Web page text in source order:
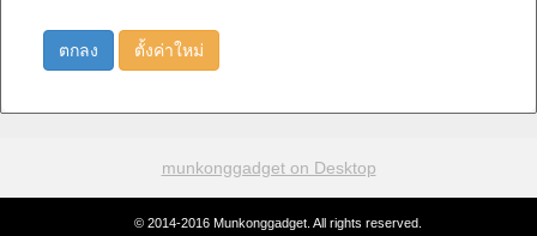
ตกลง ตั้งค่าใหม่
munkonggadget on Desktop
© 2014-2016 Munkonggadget. All rights reserved.